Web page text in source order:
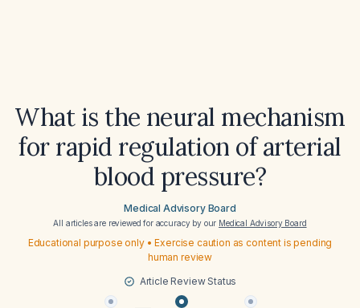
What is the neural mechanism
for rapid regulation of arterial
blood pressure?
Medical Advisory Board
All articles are reviewed for accuracy by our Medical Advisory Board
Educational purpose only • Exercise caution as content is pending
human review
Article Review Status